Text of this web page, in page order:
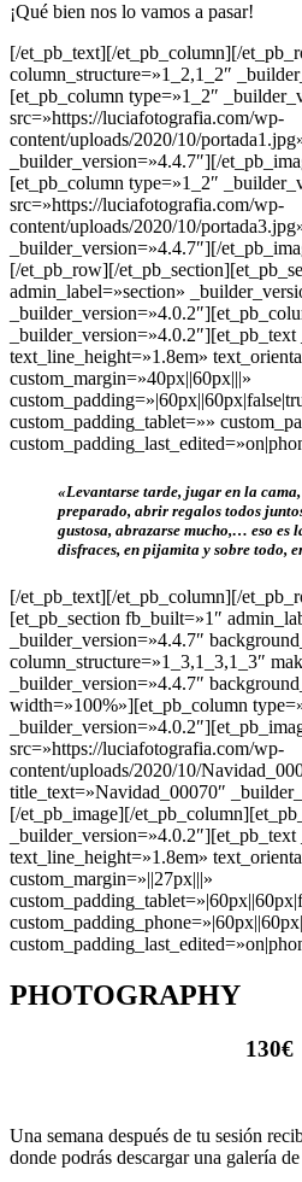
¡Qué bien nos lo vamos a pasar!
[/et_pb_text][/et_pb_column][/
column_structure=»1_2,1_2″
[et_pb_column type=»1_2″
src=»https://luciafotografia.com/wp-
content/uploads/2020/10/
_builder_version=»4.4.7″][/
[et_pb_column type=»1_2″
src=»https://luciafotografia.com/wp-
content/uploads/2020/10/
_builder_version=»4.4.7″][/
[/et_pb_row][/
admin_label=»section»
text_line_height=»1.8em»
custom_margin=»40px||60px|||»
custom_padding_tablet=»»
«Levantarse tarde, jugar en la
preparado, abrir regalos todos
gustosa, abrazarse mucho,… eso es
disfraces, en pijamita y sobre todo,
[/et_pb_text][/et_pb_column][/
[et_pb_section fb_built=»1″
_builder_version=»4.4.7″
column_structure=»1_3,1_3,1_3″
_builder_version=»4.4.7″
width=»100%»][et_pb_column
src=»https://luciafotografia.com/wp-
content/uploads/2020/10/
title_text=»Navidad_00070″
[/et_pb_image][/
text_line_height=»1.8em»
custom_margin=»||27px|||»
PHOTOGRAPHY
130€
Una semana después de tu sesión
donde podrás descargar una galería de